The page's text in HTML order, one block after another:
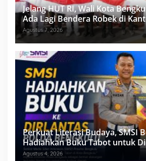
Jelang HUT RI, Wali Kota
Ada Lagi Bendera Robek di
Agustus 7, 2026
Perkuat Literasi Budaya, SMSI
Hadiahkan Buku Tabot untuk
Agustus 4, 2026